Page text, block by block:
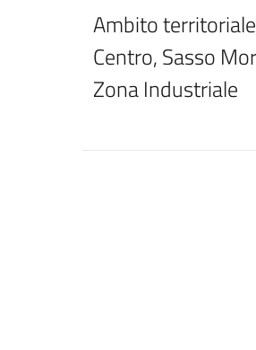
Ambito
Centro, Sasso
Zona Industriale